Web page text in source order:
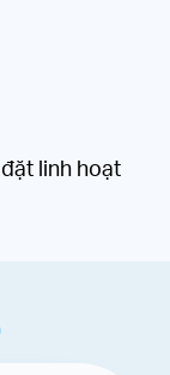
linh hoạt